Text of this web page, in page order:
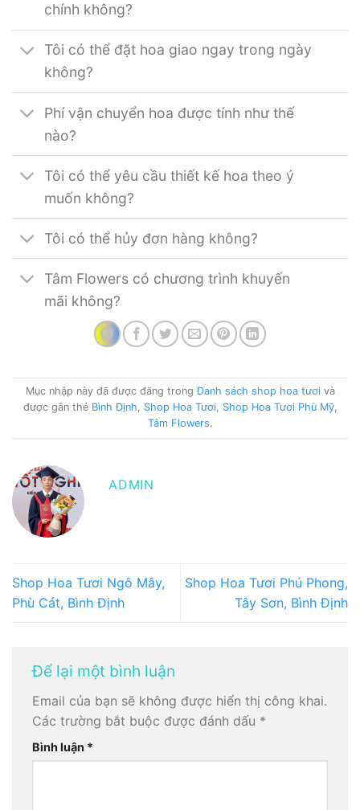
chính không?
Tôi có thể đặt hoa giao ngay trong ngày
không?
Phí vận chuyển hoa được tính như thế
nào?
Tôi có thể yêu cầu thiết kế hoa theo ý
muốn không?
Tôi có thể hủy đơn hàng không?
Tâm Flowers có chương trình khuyến
mãi không?
Mục nhập này đã được đăng trong Danh sách shop hoa tươivà
được gắn thẻ Bình Định Shop Hoa Tươi, Shop Hoa Tươi Phù Mỹ,
Tâm Flowers.
ADMIN
Shop Hoa Tươi Ngô Mây,
Phù Cát, Bình Định
Shop Hoa Tươi Phú Phong,
Tây Sơn, Bình Định
Để lại một bình luận
Email của bạn sẽ không được hiển thị công khai.
Các trường bắt buộc được đánh dấu *
Bình luận *